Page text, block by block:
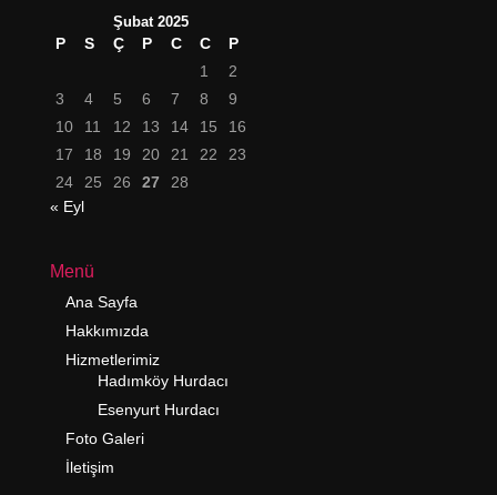
Şubat 2025
P S Ç P C C
P
1
2
3
4 5 6 7 8
9
10
11 12 13 14 15
16
17
18 19 20 21 22
23
24
25 26 27
28
« Eyl
Menü
Ana Sayfa
Hakkımızda
Hizmetlerimiz
Hadımköy Hurdacı
Esenyurt Hurdacı
Foto Galeri
İletişim